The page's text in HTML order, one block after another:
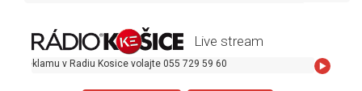
Live stream
v Radiu Kosice volajte 055 729 59 60